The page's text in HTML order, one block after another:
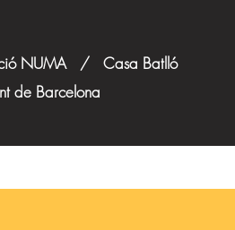
NUMA / Casa Batlló
de Barcelona